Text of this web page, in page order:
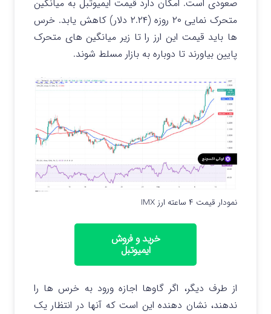
صعودی است. امکان دارد قیمت ایمیوتبل به میانگین
متحرک نمایی ۲۰ روزه (۲.۲۴ دلار) کاهش یابد. خرس‌
ها باید قیمت این ارز را تا زیر میانگین‌ های متحرک
پایین بیاورند تا دوباره به بازار مسلط شوند.
نمودار قیمت ۴ ساعته ارز IMX
خرید و فروش
ایمیوتبل
از طرف دیگر، اگر گاوها اجازه ورود به خرس ها را
ندهند، نشان دهنده این است که آنها در انتظار یک